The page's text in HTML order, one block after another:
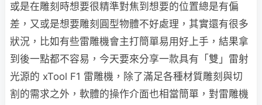
或是在雕刻時想要很精準對焦到想要的位置總是有偏
差，又或是想要雕刻圓型物體不好處理，其實還有很多
狀況，比如有些雷雕機會主打簡單易用好上手，結果拿
到後一點都不容易，今天要來分享一款具有「雙」雷射
光源的 xTool F1 雷雕機，除了滿足各種材質雕刻與切
割的需求之外，軟體的操作介面也相當簡單，對雷雕機